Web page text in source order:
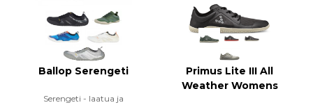
Ballop Serengeti
Serengeti - laatua ja
Primus Lite III All
Weather Womens